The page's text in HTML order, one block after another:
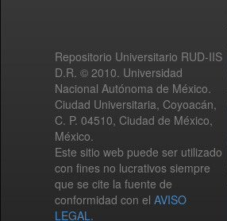
Repositorio Universitario RUD-IIS
D.R. © 2010. Universidad
Nacional Autónoma de México.
Ciudad Universitaria, Coyoacán,
C. P. 04510, Ciudad de México,
México.
Este sitio web puede ser utilizado
con fines no lucrativos siempre
que se cite la fuente de
conformidad con el AVISO
LEGAL.